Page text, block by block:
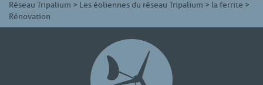
Réseau Tripalium > Les éoliennes du réseau Tripalium > la ferrite >
Rénovation